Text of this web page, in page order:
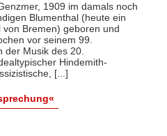
1909 im damals noch
Blumenthal (heute ein
von Bremen) geboren und
vor seinem 99.
der Musik des 20.
Hindemith-
[...]